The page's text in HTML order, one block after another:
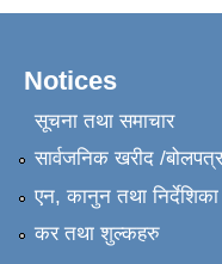
Notices
सूचना तथा समाचार
सार्वजनिक खरीद /
एन, कानुन तथा निर्देशिका
कर तथा शुल्कहरु